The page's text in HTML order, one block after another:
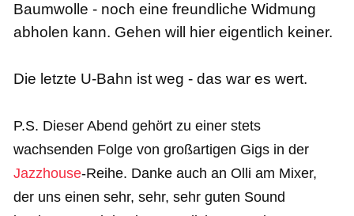
Baumwolle - noch eine freundliche Widmung
abholen kann. Gehen will hier eigentlich keiner.
Die letzte U-Bahn ist weg - das war es wert.
P.S. Dieser Abend gehört zu einer stets
wachsenden Folge von großartigen Gigs in der
Jazzhouse-Reihe. Danke auch an Olli am Mixer,
der uns einen sehr, sehr, sehr guten Sound